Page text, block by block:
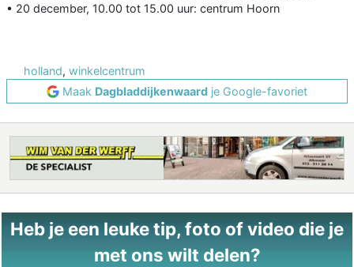
• 20 december, 10.00 tot 15.00 uur: centrum Hoorn
holland, winkelcentrum
Maak Dagbladdijkenwaard je Google-favoriet
Heb je een leuke tip, foto of video die je
met ons wilt delen?